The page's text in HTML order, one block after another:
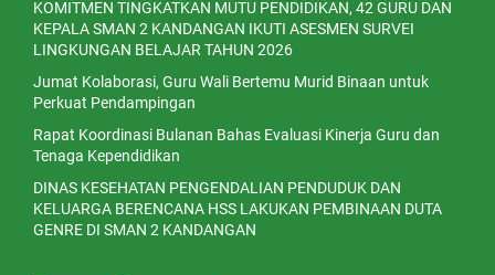
KOMITMEN TINGKATKAN MUTU PENDIDIKAN, 42 GURU DAN
KEPALA SMAN 2 KANDANGAN IKUTI ASESMEN SURVEI
LINGKUNGAN BELAJAR TAHUN 2026
Jumat Kolaborasi, Guru Wali Bertemu Murid Binaan untuk
Perkuat Pendampingan
Rapat Koordinasi Bulanan Bahas Evaluasi Kinerja Guru dan
Tenaga Kependidikan
DINAS KESEHATAN PENGENDALIAN PENDUDUK DAN
KELUARGA BERENCANA HSS LAKUKAN PEMBINAAN DUTA
GENRE DI SMAN 2 KANDANGAN